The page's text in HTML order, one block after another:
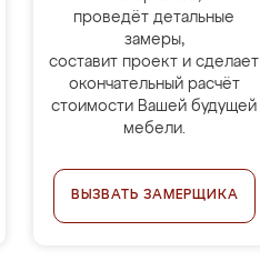
проведёт детальные
замеры,
составит проект и сделает
окончательный расчёт
стоимости Вашей будущей
мебели.
ВЫЗВАТЬ ЗАМЕРЩИКА